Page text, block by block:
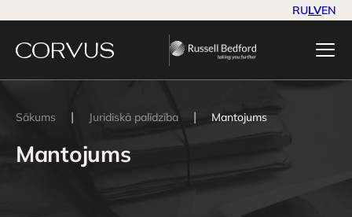
RULVEN
Sākums | Juridiskā palīdzība | Mantojums
Mantojums